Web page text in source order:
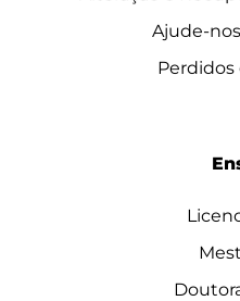
Ajude-
Perdidos